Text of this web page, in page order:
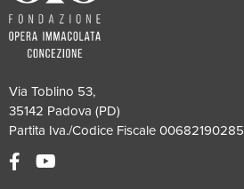
Via Toblino 53,
35142 Padova (PD)
Partita Iva./Codice Fiscale 00682190285